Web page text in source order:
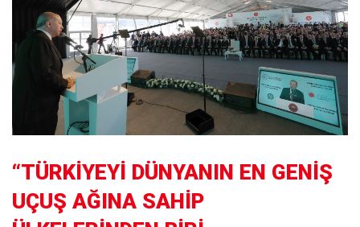
“TÜRKİYEYİ DÜNYANIN EN GENİŞ
UÇUŞ AĞINA SAHİP